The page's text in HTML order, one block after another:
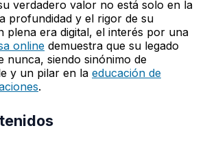
verdadero valor no está solo en la
profundidad y el rigor de su
plena era digital, el interés por una
online demuestra que su legado
nunca, siendo sinónimo de
y un pilar en la educación de
.